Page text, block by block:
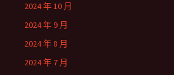
2024 年 10 月
2024 年 9 月
2024 年 8 月
2024 年 7 月